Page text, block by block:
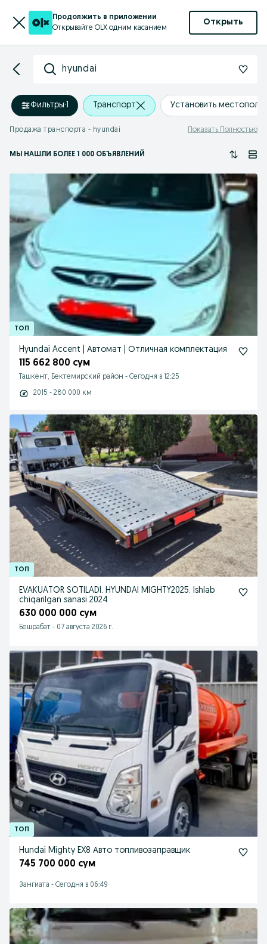
Продолжить в приложении
Открывайте OLX одним касанием
Открыть
hyundai
Фильтры·1 Транспорт Установить
Продажа транспорта - hyundai Показать Полностью
МЫ НАШЛИ БОЛЕЕ 1 000 ОБЪЯВЛЕНИЙ
Hyundai Accent | Автомат | Отличная комплектация
115 662 800 сум
Ташкент, Бектемирский район - Сегодня в 12:25
2015 - 280 000 км
EVAKUATOR SOTILADI. HYUNDAI MIGHTY2025. Ishlab
chiqarilgan sanasi 2024
630 000 000 сум
Бешрабат - 07 августа 2026 г.
Hundai Mighty EX8 Авто топливозаправщик
745 700 000 сум
Зангиата - Сегодня в 06:49